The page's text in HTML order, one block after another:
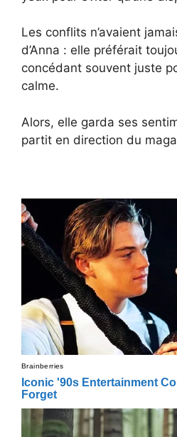
Les conflits n’avaient
d’Anna : elle préférait
concédant souvent juste
calme.
Alors, elle garda ses
partit en direction du